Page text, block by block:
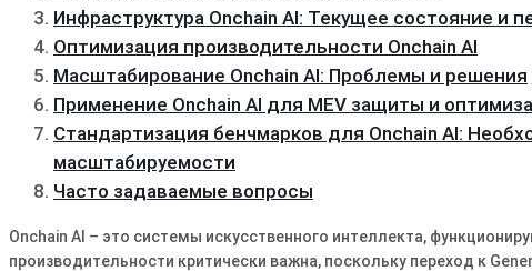
Инфраструктура Onchain AI: Текущее состояние и
Оптимизация производительности Onchain AI
Масштабирование Onchain AI: Проблемы и решения
Применение Onchain AI для MEV защиты и
Стандартизация бенчмарков для Onchain AI:
масштабируемости
Часто задаваемые вопросы
Onchain AI – это системы искусственного интеллекта,
производительности критически важна, поскольку переход к